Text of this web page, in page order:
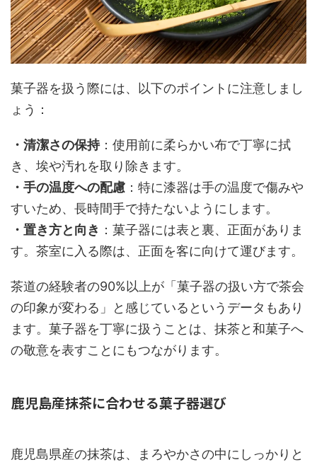
菓子器を扱う際には、以下のポイントに注意しまし
ょう：
・清潔さの保持：使用前に柔らかい布で丁寧に拭
き、埃や汚れを取り除きます。
・手の温度への配慮 ：特に漆器は手の温度で傷みや
すいため、長時間手で持たないようにします。
・置き方と向き ：菓子器には表と裏、正面がありま
す。茶室に入る際は、正面を客に向けて運びます。
茶道の経験者の90%以上が「菓子器の扱い方で茶会
の印象が変わる」と感じているというデータもあり
ます。菓子器を丁寧に扱うことは、抹茶と和菓子へ
の敬意を表すことにもつながります。
鹿児島産抹茶に合わせる菓子器選び
鹿児島県産の抹茶は、まろやかさの中にしっかりと